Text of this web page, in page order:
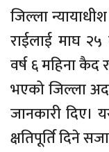
जिल्ला
राईलाई माघ
वर्ष ६ महिना कैद
भएको जिल्ला
जानकारी दिए।
क्षतिपूर्ति दिने